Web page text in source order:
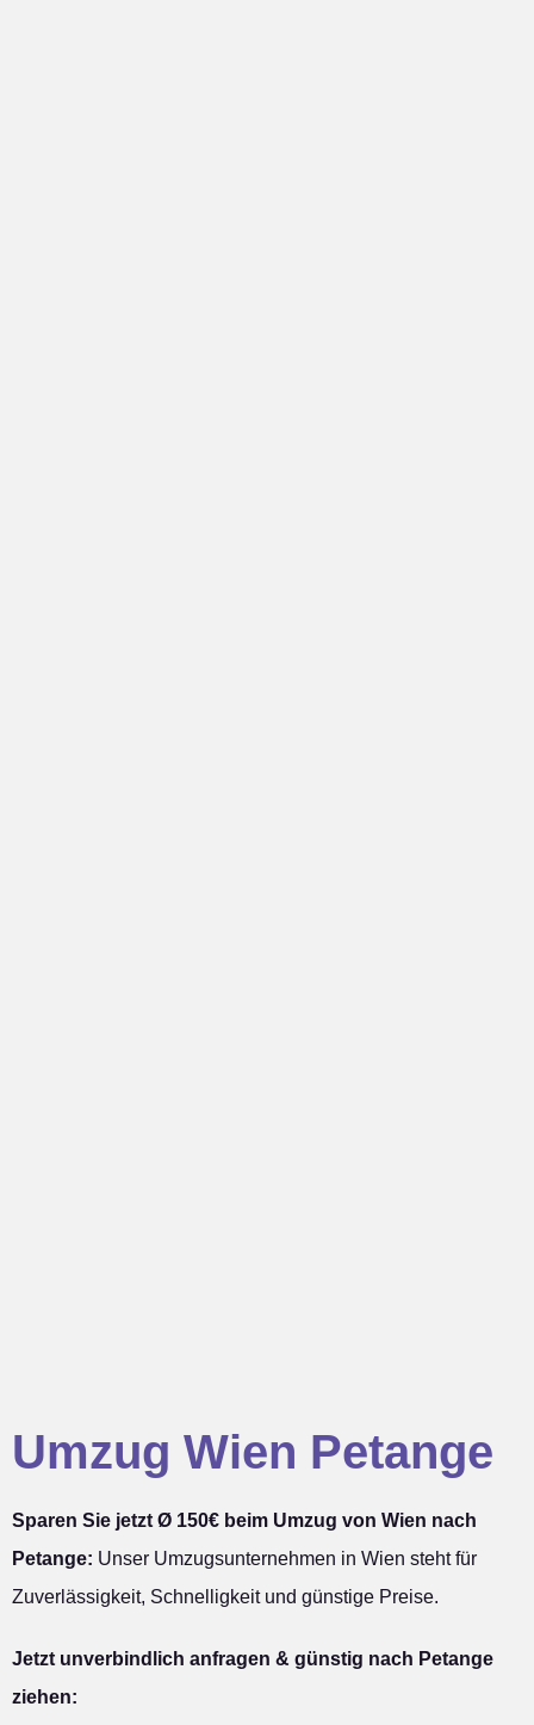
Umzug Wien Petange
Sparen Sie jetzt Ø 150€ beim Umzug von Wien nach
Petange: Unser Umzugsunternehmen in Wien steht für
Zuverlässigkeit, Schnelligkeit und günstige Preise.
Jetzt unverbindlich anfragen & günstig nach Petange
ziehen: